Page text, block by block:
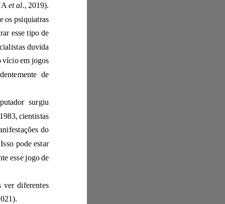
destrói a vida social padrão de uma pessoa (SNODGRASS, 2018; SALAKHOVA
et al. , 2019).
Em geral, o vício ou distúrbio do jogo ainda é objeto de controvérsia entre os psiquiatras
am necessário equiparar esse tipo de
distúrbio ao vício em drogas, álcool e assim por diante. A outra metade dos especialistas duvida
da forte influência do ciberespaço na personalidade do indivíduo e acredita que o vício em jogos
ta estrutura de personalidade e ocorre independentemente de
A própria compreensão do "vício" no ambiente dos jogos de computador surgiu
exatamente na mesma época em que surgiram os sistemas de computador. Já em 1983, cientistas
da Universidade Técnica do Estado da Louisiana descreveram as primeiras manifestações do
Man" na época. Isso pode estar
novamente esse jogo de
Considerando os achados de várias associações psiquiátricas, podemos ver diferentes
, 2021).